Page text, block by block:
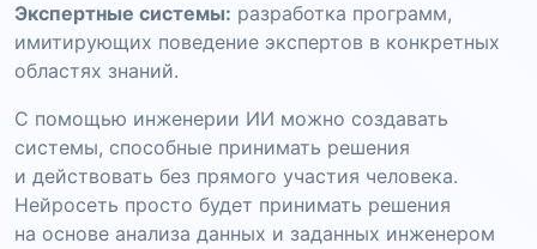
Экспертные системы: разработка программ,
имитирующих поведение экспертов в конкретных
областях знаний.
С помощью инженерии ИИ можно создавать
системы, способные принимать решения
и действовать без прямого участия человека.
Нейросеть просто будет принимать решения
на основе анализа данных и заданных инженером